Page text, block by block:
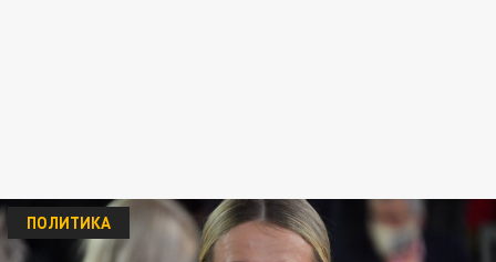
ПОЛИТИКА